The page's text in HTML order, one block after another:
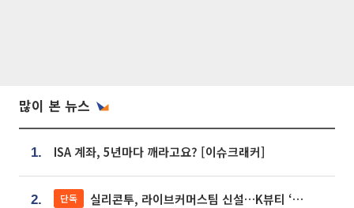
많이 본 뉴스
1. ISA 계좌, 5년마다 깨라고요? [이슈크래커]
2. 단독 실리콘투, 라이브커머스팀 신설…K뷰티 ‘글로벌 판매망’ 확대[K뷰티 라방戰]